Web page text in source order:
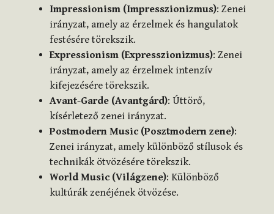
Impressionism (Impresszionizmus): Zenei
irányzat, amely az érzelmek és hangulatok
festésére törekszik.
Expressionism (Expresszionizmus): Zenei
irányzat, amely az érzelmek intenzív
kifejezésére törekszik.
Avant-Garde (Avantgárd): Úttörő,
kísérletező zenei irányzat.
Postmodern Music (Posztmodern zene):
Zenei irányzat, amely különböző stílusok és
technikák ötvözésére törekszik.
World Music (Világzene): Különböző
kultúrák zenéjének ötvözése.